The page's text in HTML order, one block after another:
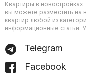
Квартиры в
вы можете разместить на
квартир любой из
информационные статьи.
Telegram
Facebook